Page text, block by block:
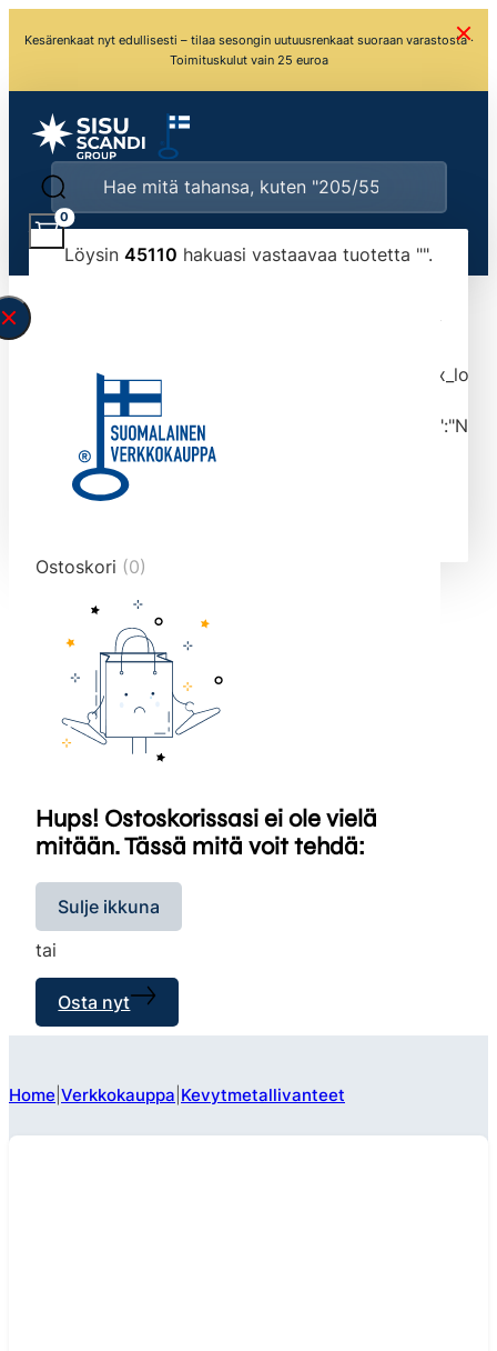
Kesärenkaat nyt edullisesti – tilaa sesongin uutuusrenkaat suoraan varastosta ·
Toimituskulut vain 25 euroa
Löysin 45110 hakuasi vastaavaa tuotetta "".
typed the search query correctly.<br>Currently
tmlmvi","meta_query":
data-original-query-vars="[]" data-page="1"
data-max-pages="4511" data-start="1" data-
end="10">
0
Ostoskori (0)
Hups! Ostoskorissasi ei ole vielä
mitään. Tässä mitä voit tehdä:
Sulje ikkuna
tai
Osta nyt
Home Verkkokauppa Kevytmetallivanteet